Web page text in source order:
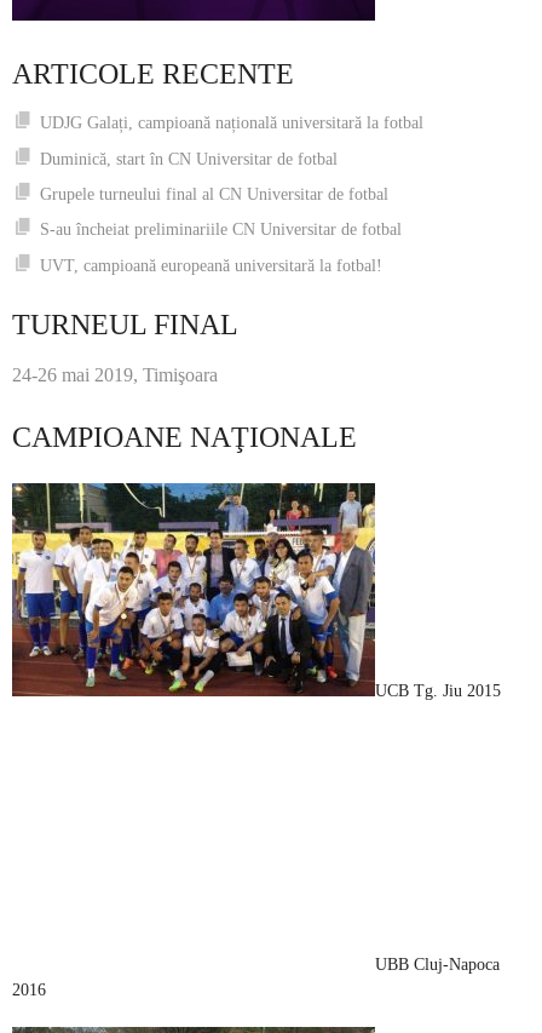
ARTICOLE RECENTE
UDJG Galați, campioană națională universitară la fotbal
Duminică, start în CN Universitar de fotbal
Grupele turneului final al CN Universitar de fotbal
S-au încheiat preliminariile CN Universitar de fotbal
UVT, campioană europeană universitară la fotbal!
TURNEUL FINAL
24-26 mai 2019, Timişoara
CAMPIOANE NAŢIONALE
UCB Tg. Jiu 2015
UBB Cluj-Napoca
2016